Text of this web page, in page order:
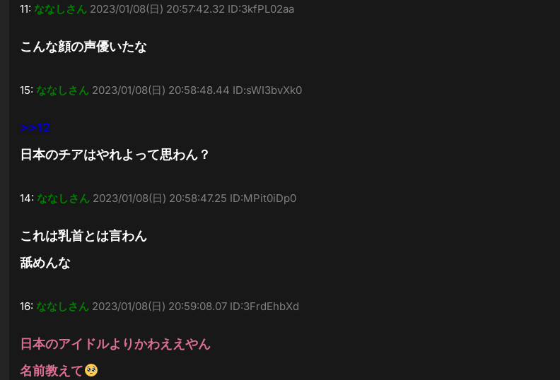
11: ななしさん 2023/01/08(日) 20:57:42.32 ID:3kfPL02aa
こんな顔の声優いたな
15: ななしさん 2023/01/08(日) 20:58:48.44 ID:sWI3bvXk0
>>12
日本のチアはやれよって思わん？
14: ななしさん 2023/01/08(日) 20:58:47.25 ID:MPit0iDp0
これは乳首とは言わん
舐めんな
16: ななしさん 2023/01/08(日) 20:59:08.07 ID:3FrdEhbXd
日本のアイドルよりかわええやん
名前教えて